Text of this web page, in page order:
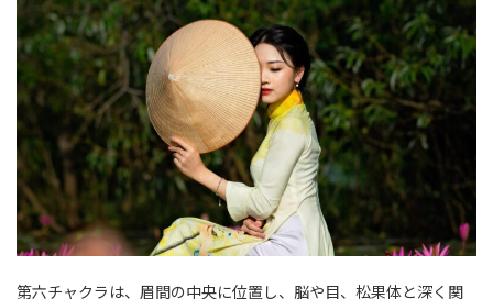
第六チャクラは、眉間の中央に位置し、脳や目、松果体と深く関